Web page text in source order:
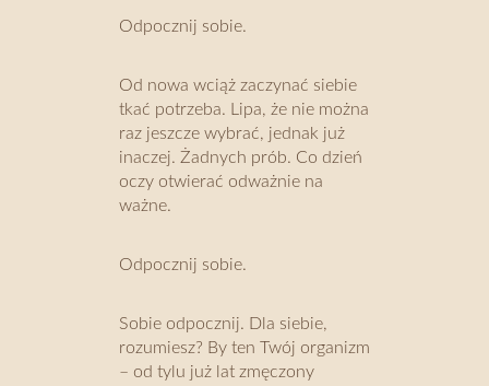
Odpocznij sobie.
Od nowa wciąż zaczynać siebie
tkać potrzeba. Lipa, że nie można
raz jeszcze wybrać, jednak już
inaczej. Żadnych prób. Co dzień
oczy otwierać odważnie na
ważne.
Odpocznij sobie.
Sobie odpocznij. Dla siebie,
rozumiesz? By ten Twój organizm
– od tylu już lat zmęczony